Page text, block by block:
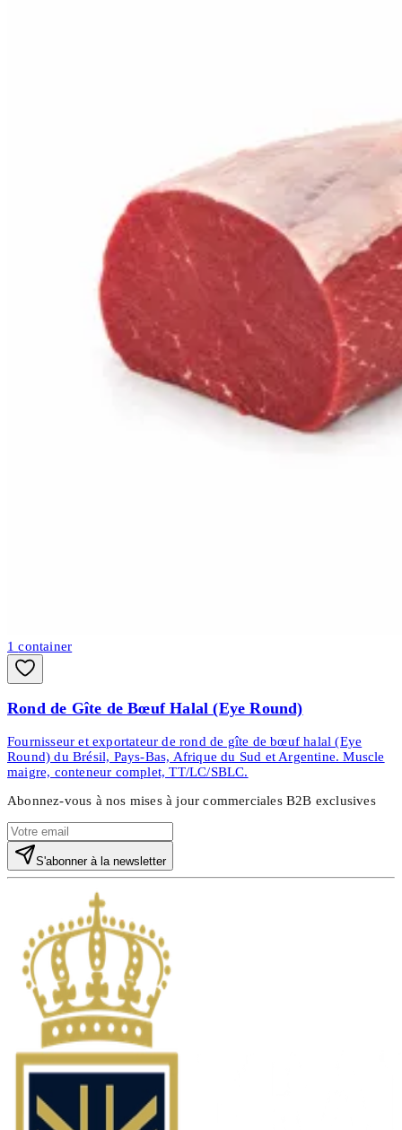
1container
Rond de Gîte de Bœuf Halal (Eye Round)
Fournisseur et exportateur de rond de gîte de bœuf halal (Eye
Round) du Brésil, Pays-Bas, Afrique du Sud et Argentine. Muscle
maigre, conteneur complet, TT/LC/SBLC.
Abonnez-vous à nos mises à jour commerciales B2B exclusives
S'abonner à la newsletter